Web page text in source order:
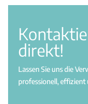
direkt!
Lassen Sie uns die
professionell, effizient